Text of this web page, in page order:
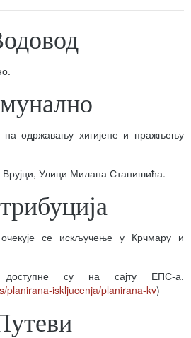
одржавању хигијене и пражњењу
Улици Милана Станишића.
се искључење у Крчмару и
доступне су на сајту ЕПС-а.
planirana-iskljucenja/planirana-kv)